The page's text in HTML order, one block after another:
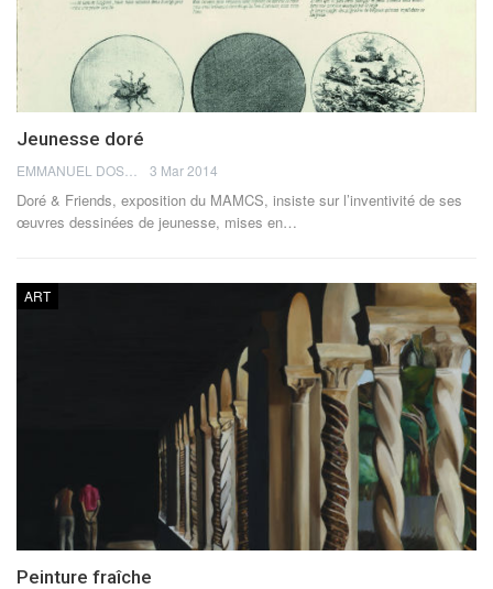
Jeunesse doré
3 Mar 2014
Doré & Friends, exposition du MAMCS, insiste sur l’inventivité de ses
œuvres dessinées de jeunesse, mises en…
ART
Peinture fraîche